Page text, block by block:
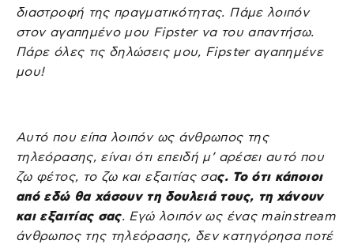
διαστροφή της πραγματικότητας. Πάμε λοιπόν
στον αγαπημένο μου Fipster να του απαντήσω.
Πάρε όλες τις δηλώσεις μου, Fipster αγαπημένε
μου!
Αυτό που είπα λοιπόν ως άνθρωπος της
τηλεόρασης, είναι ότι επειδή μ’ αρέσει αυτό που
ζω φέτος, το ζω και εξαιτίας σας. Το ότι κάποιοι
από εδώ θα χάσουν τη δουλειά τους, τη χάνουν
και εξαιτίας σας. Εγώ λοιπόν ως ένας mainstream
άνθρωπος της τηλεόρασης, δεν κατηγόρησα ποτέ